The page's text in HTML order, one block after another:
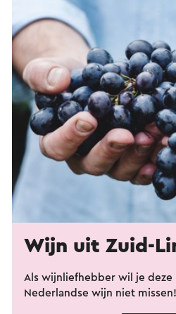
Wijn uit Zuid-
Als wijnliefhebber wil je deze
Nederlandse wijn niet missen!